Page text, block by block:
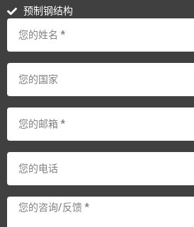
预制钢结构